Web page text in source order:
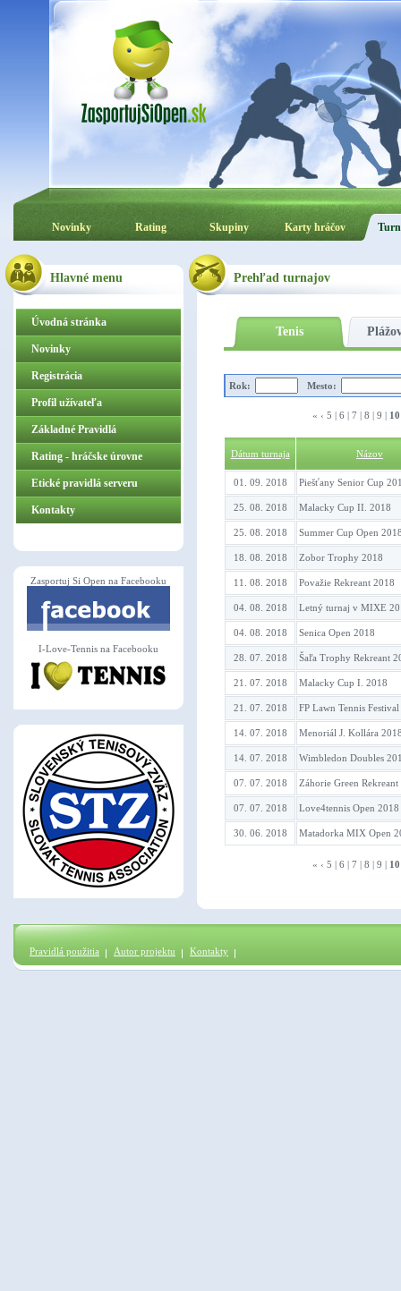
Novinky Rating Skupiny Karty hráčov
Hlavné menu
Úvodná stránka
Novinky
Registrácia
Profil užívateľa
Základné Pravidlá
ZasportujSiOpen.sk
Rating - hráčske úrovne
Etické pravidlá serveru
Kontakty
Zasportuj Si Open na Facebooku
I-Love-Tennis na Facebooku
Prehľad turnajov
Tenis
Rok: Mesto:
« ‹ 5 | 6 | 7 | 8 | 9 | 10
Dátum turnaja Názov
01. 09. 2018 Piešťany Senior Cup
25. 08. 2018 Malacky Cup II. 2018
25. 08. 2018 Summer Cup Open
18. 08. 2018 Zobor Trophy 2018
11. 08. 2018 Považie Rekreant 2018
04. 08. 2018 Letný turnaj v MIXE
04. 08. 2018 Senica Open 2018
28. 07. 2018 Šaľa Trophy Rekreant
21. 07. 2018 Malacky Cup I. 2018
21. 07. 2018 FP Lawn Tennis
14. 07. 2018 Menoriál J. Kollára
14. 07. 2018 Wimbledon Doubles
07. 07. 2018 Záhorie Green
07. 07. 2018 Love4tennis Open 2018
30. 06. 2018 Matadorka MIX Open
« ‹ 5 | 6 | 7 | 8 | 9 | 10
Pravidlá použitia Autor projektu Kontakty